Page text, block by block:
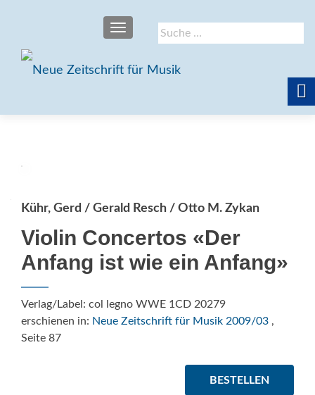
Suche
nach:
SCHALTE NAVIGATION
Kühr, Gerd / Gerald Resch / Otto M. Zykan
Violin Concertos «Der
Anfang ist wie ein Anfang»
Verlag/Label: col legno WWE 1CD 20279
erschienen in: Neue Zeitschrift für Musik 2009/03 ,
Seite 87
BESTELLEN